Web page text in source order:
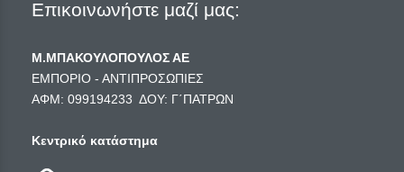
Επικοινωνήστε μαζί μας:
Μ.ΜΠΑΚΟΥΛΟΠΟΥΛΟΣ ΑΕ
ΕΜΠΟΡΙΟ - ΑΝΤΙΠΡΟΣΩΠΙΕΣ
ΑΦΜ: 099194233 ΔΟΥ: Γ΄ΠΑΤΡΩΝ
Κεντρικό κατάστημα